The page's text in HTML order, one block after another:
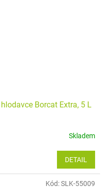
Borcat Extra, 5 L
Skladem
DETAIL
Kód:SLK-55009